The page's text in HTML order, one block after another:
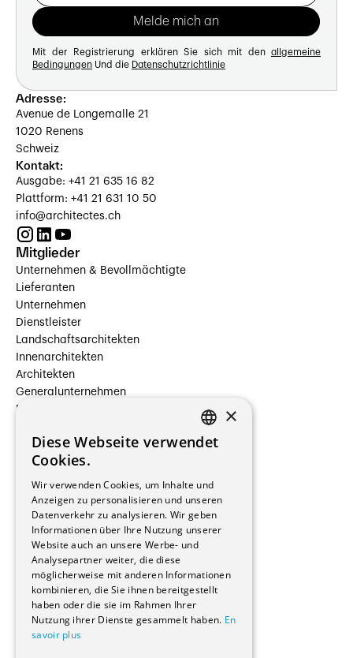
Mit der Registrierung erklären Sie sich mit den allgemeine
Bedingungen Und die Datenschutzrichtlinie
Adresse:
Avenue de Longemalle 21
1020 Renens
Schweiz
Kontakt:
Ausgabe: +41 21 635 16 82
Plattform: +41 21 631 10 50
info@architectes.ch
Mitglieder
Unternehmen & Bevollmächtigte
Lieferanten
Unternehmen
Dienstleister
Landschaftsarchitekten
Innenarchitekten
Architekten
Generalunternehmen
Beauftragte Unternehmen
Hersteller/Lieferanten
Bauherrschaften
Stockwerkeigentum
Reportagen
Wohnungen
Renovierungen
Innere Umbauten
Gastgewerbe und Tourismus
Verwaltungsgebäude und Geschäfte
Schuleinrichtungen
Medizinische Einrichtungen
FRENCH
×
Diese Webseite verwendet
Cookies.
Wir verwenden Cookies, um Inhalte und
Anzeigen zu personalisieren und unseren
Datenverkehr zu analysieren. Wir geben
Informationen über Ihre Nutzung unserer
Website auch an unsere Werbe- und
Analysepartner weiter, die diese
möglicherweise mit anderen Informationen
kombinieren, die Sie ihnen bereitgestellt
haben oder die sie im Rahmen Ihrer
Nutzung ihrer Dienste gesammelt haben. En
savoir plus